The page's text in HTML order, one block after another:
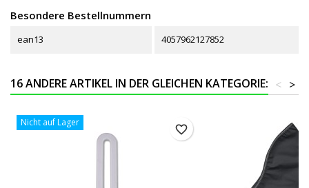
Besondere Bestellnummern
ean13 4057962127852
16 ANDERE ARTIKEL IN DER GLEICHEN KATEGORIE: >
<
Nicht auf Lager
favorite_border